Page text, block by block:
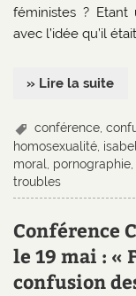
féministes ? Etant
avec l’idée qu’il
» Lire la suite
conférence ,
homosexualité
moral pornographie
troubles
Conférence
le 19 mai : «
confusion